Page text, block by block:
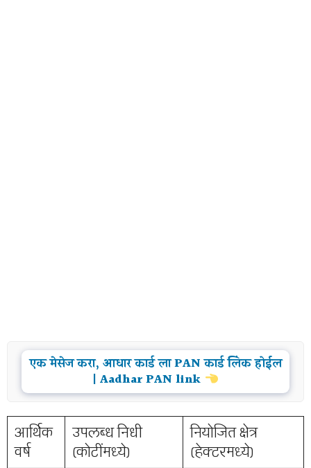
एक मेसेज करा, आधार कार्ड ला PAN कार्ड लिंक होईल
| Aadhar PAN link
आर्थिक
वर्ष
उपलब्ध निधी
(कोटींमध्ये)
नियोजित क्षेत्र
(हेक्टरमध्ये)